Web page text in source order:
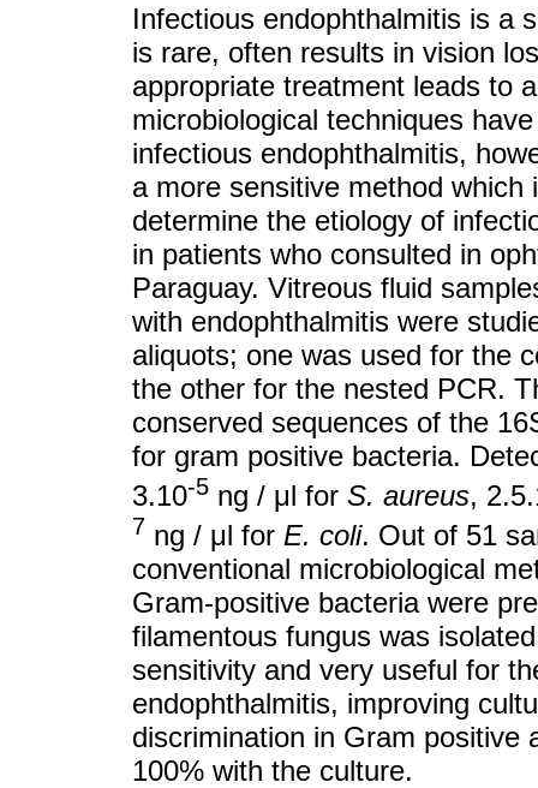
Infectious endophthalmitis is a
is rare, often results in vision
appropriate treatment leads to
microbiological techniques
infectious endophthalmitis,
a more sensitive method
determine the etiology of
in patients who consulted in
Paraguay. Vitreous fluid
with endophthalmitis were
aliquots; one was used for the
the other for the nested PCR.
conserved sequences of the
for gram positive bacteria.
3.10-5 ng / μl for S. aureus,
7 ng / μl for E. coli. Out of 51
conventional microbiological
Gram-positive bacteria were
filamentous fungus was
sensitivity and very useful for
endophthalmitis, improving
discrimination in Gram positive
100% with the culture.